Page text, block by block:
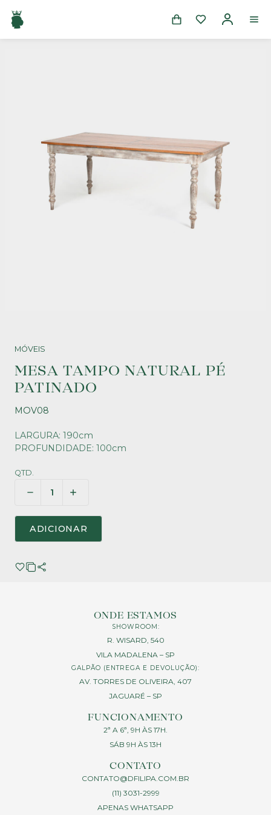
MÓVEIS
MESA TAMPO NATURAL PÉ
PATINADO
MOV08
LARGURA: 190cm
PROFUNDIDADE: 100cm
QTD.
ADICIONAR
ONDE ESTAMOS
SHOWROOM:
R. WISARD, 540
VILA MADALENA – SP
GALPÃO (ENTREGA E DEVOLUÇÃO):
AV. TORRES DE OLIVEIRA, 407
JAGUARÉ – SP
FUNCIONAMENTO
2ª A 6ª, 9H ÀS 17H.
SÁB 9H ÀS 13H
CONTATO
CONTATO@DFILIPA.COM.BR
(11) 3031-2999
APENAS WHATSAPP